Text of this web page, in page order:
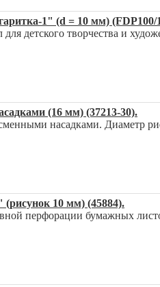
1" (d = 10 мм) (FDP100/
детского творчества и
(16 мм) (37213-30).
насадками. Диаметр
10 мм) (45884).
перфорации бумажных